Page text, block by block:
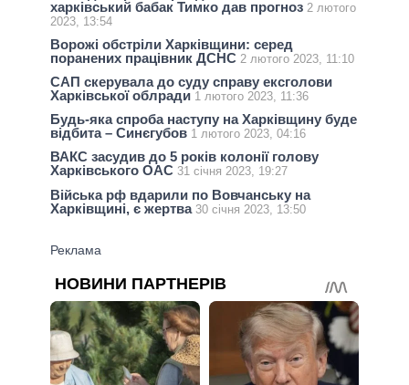
харківський бабак Тимко дав прогноз 2 лютого
2023, 13:54
Ворожі обстріли Харківщини: серед
поранених працівник ДСНС 2 лютого 2023, 11:10
САП скерувала до суду справу ексголови
Харківської облради 1 лютого 2023, 11:36
Будь-яка спроба наступу на Харківщину буде
відбита – Синєгубов 1 лютого 2023, 04:16
ВАКС засудив до 5 років колонії голову
Харківського ОАС 31 січня 2023, 19:27
Війська рф вдарили по Вовчанську на
Харківщині, є жертва 30 січня 2023, 13:50